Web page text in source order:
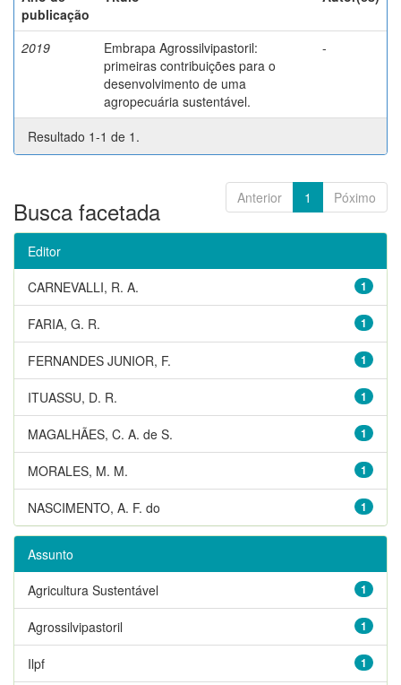
publicação
2019
Embrapa Agrossilvipastoril:
primeiras contribuições para o
desenvolvimento de uma
agropecuária sustentável.
-
Resultado 1-1 de 1.
Anterior 1 Póximo
Busca facetada
Editor
1
CARNEVALLI, R. A.
1
FARIA, G. R.
1
FERNANDES JUNIOR, F.
1
ITUASSU, D. R.
1
MAGALHÃES, C. A. de S.
1
MORALES, M. M.
1
NASCIMENTO, A. F. do
Assunto
1
Agricultura Sustentável
1
Agrossilvipastoril
1
Ilpf